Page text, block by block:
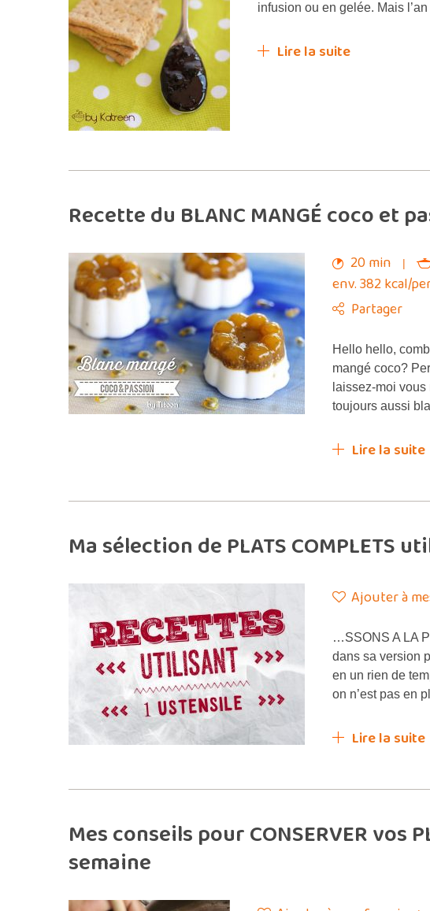
infusion ou en gelée. Mais
Lire la suite
Recette du BLANC MANGÉ coco et
20 min
env. 382 kcal/
Partager
Hello hello,
mangé coco?
laissez-moi
toujours aussi
Lire la suite
Ma sélection de PLATS COMPLETS
Ajouter à
…SSONS A LA
dans sa version
en un rien de
on n’est pas en
Lire la suite
Mes conseils pour CONSERVER vos
semaine